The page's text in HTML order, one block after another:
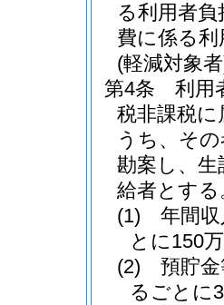
る利用者
費に係る
(軽減対象
第4条
利用
税非課税
うち、そ
勘案し、
給者とする
(1)
年間
とに150
(2)
預貯
るごとに